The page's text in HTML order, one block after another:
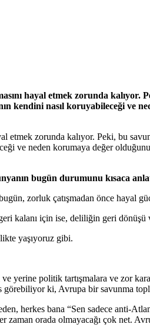
hayal etmek zorunda kalıyor.
nasıl koruyabileceği ve
etmek zorunda kalıyor. Peki, bu
ve neden korumaya değer
bugün durumunu kısaca
zorluk çatışmadan önce hayal
kalanı için ise, deliliğin geri dönüşü
yaşıyoruz gibi.
yerine politik tartışmalara ve zor
ki, Avrupa bir savunma
herkes bana “Sen sadece anti-
orada olmayacağı çok net.